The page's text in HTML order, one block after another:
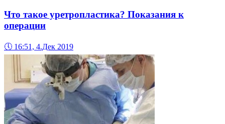
Что такое уретропластика? Показания к
операции
🕔 16:51, 4.Дек 2019